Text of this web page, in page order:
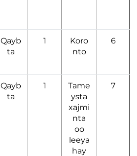
6
Koro
nto
1
Qayb
ta
7
Tame
ysta
xajmi
nta
oo
leeya
hay
1
Qayb
ta